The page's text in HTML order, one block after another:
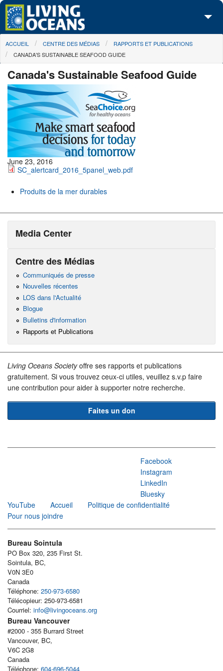
Skip to main content
À propos de nous
Centre des Médias
Les Cartes
Passez à l'action
You are here
ACCUEIL CENTRE DES MÉDIAS
RAPPORTS ET PUBLICATIONS
CANADA'S SUSTAINABLE SEAFOOD GUIDE
Canada's Sustainable Seafood Guide
June 23, 2016
SC_alertcard_2016_5panel_web.pdf
Produits de la mer durables
Media Center
Centre des Médias
Communiqués de presse
Nouvelles récentes
LOS dans l'Actualité
Blogue
Bulletins d'information
Rapports et Publications
Living Oceans Societyoffre ses rapports et publications
gratuitement. Si vous trouvez ceux-ci utiles, veuillez s.v.p faire
une contribution pour aider à supporter notre recherche.
Faites un don
Facebook
Instagram
LinkedIn
Bluesky
YouTube
Accueil
Politique de confidentialité
Pour nous joindre
Bureau Sointula
PO Box 320, 235 First St.
Sointula, BC,
V0N 3E0
Canada
Téléphone: 250-973-6580
Télécopieur: 250-973-6581
Courriel: info@livingoceans.org
Bureau Vancouver
#2000 - 355 Burrard Street
Vancouver, BC,
V6C 2G8
Canada
Téléphone: 604-696-5044